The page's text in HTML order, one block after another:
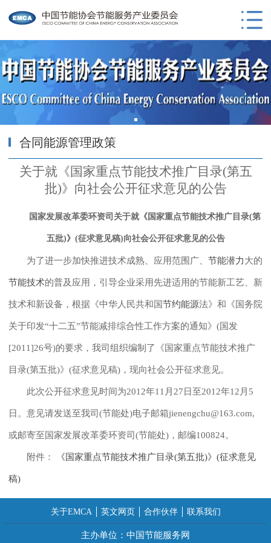
合同能源管理政策
关于就《国家重点节能技术推广目录(第五
批)》向社会公开征求意见的公告
国家发展改革委环资司关于就《国家重点节能技术推广目录(第
五批)》(征求意见稿)向社会公开征求意见的公告
为了进一步加快推进技术成熟、应用范围广、 节能潜力大的
节能技术的普及应用，引导企业采用先进适用的节能新工艺、新
技术和新设备，根据《中华人民共和国节约能源法》和《国务院
关于印发“十二五”节能减排综合性工作方案的通知》(国发
[2011]26号)的要求，我司组织编制了《国家重点节能技术推广
目录(第五批)》(征求意见稿)，现向社会公开征求意见。
此次公开征求意见时间为2012年11月27日至2012年12月5
日。意见请发送至我司(节能处)电子邮箱jienengchu@163.com,
或邮寄至国家发展改革委环资司(节能处)，邮编100824。
附件： 《国家重点节能技术推广目录(第五批)》(征求意见
稿)
关于EMCA 英文网页 合作伙伴 联系我们
主办单位：中国节能服务网